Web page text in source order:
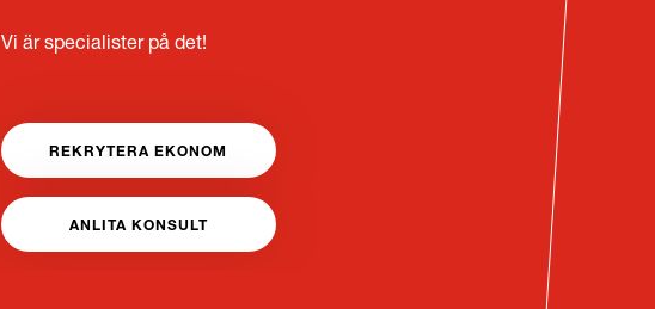
Vi är specialister på det!
REKRYTERA EKONOM
ANLITA KONSULT